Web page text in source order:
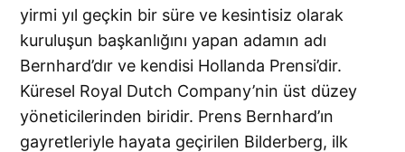
yirmi yıl geçkin bir süre ve kesintisiz olarak
kuruluşun başkanlığını yapan adamın adı
Bernhard’dır ve kendisi Hollanda Prensi’dir.
Küresel Royal Dutch Company’nin üst düzey
yöneticilerinden biridir. Prens Bernhard’ın
gayretleriyle hayata geçirilen Bilderberg, ilk